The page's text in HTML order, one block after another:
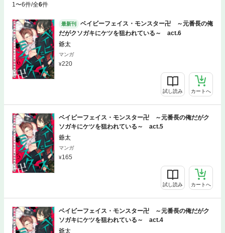
1〜6件/全6件
最新刊
ベイビーフェイス・モンスター卍 ～元番長の俺
だがクソガキにケツを狙われている～ act.6
爺太
マンガ
220
試し読み カートへ
ベイビーフェイス・モンスター卍 ～元番長の俺だがク
ソガキにケツを狙われている～ act.5
爺太
マンガ
165
試し読み カートへ
ベイビーフェイス・モンスター卍 ～元番長の俺だがク
ソガキにケツを狙われている～ act.4
爺太